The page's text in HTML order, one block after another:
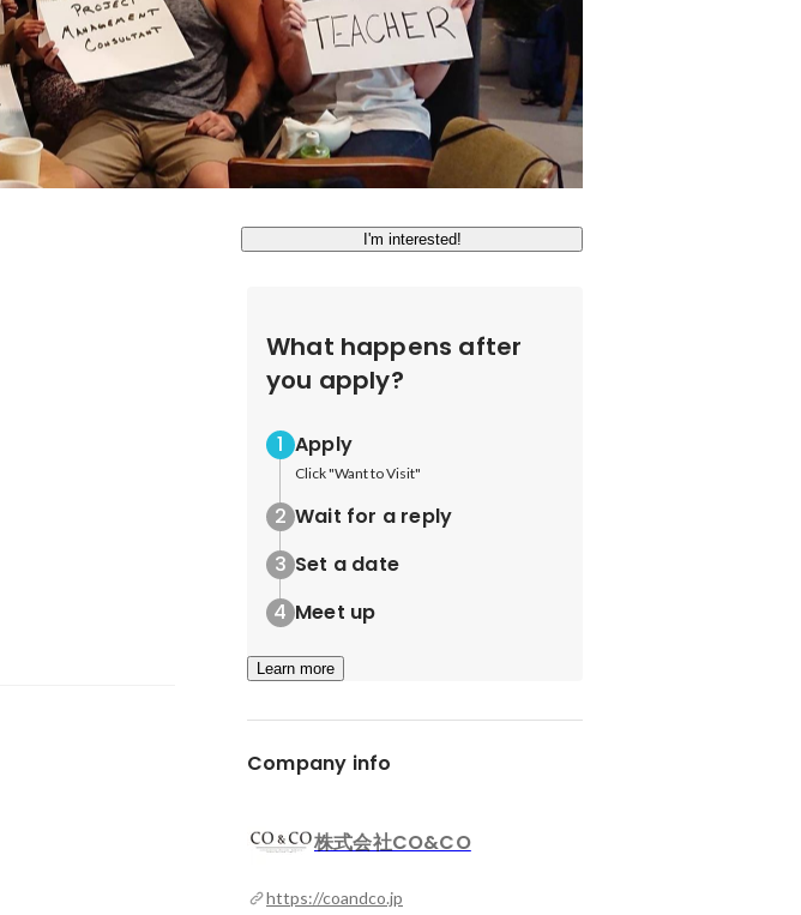
I'm interested!
What happens after
you apply?
Apply
Click "Want to Visit"
Wait for a reply
Set a date
Meet up
Learn more
Company info
株式会社CO&CO
https://coandco.jp